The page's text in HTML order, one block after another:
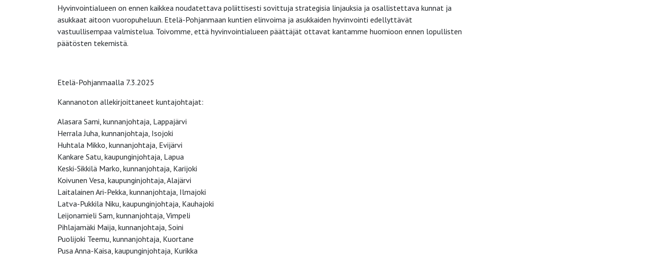
Hyvinvointialueen on ennen kaikkea noudatettava poliittisesti sovittuja strategisia linjauksia ja osallistettava kunnat ja
asukkaat aitoon vuoropuheluun. Etelä-Pohjanmaan kuntien elinvoima ja asukkaiden hyvinvointi edellyttävät
vastuullisempaa valmistelua. Toivomme, että hyvinvointialueen päättäjät ottavat kantamme huomioon ennen lopullisten
päätösten tekemistä.
Etelä-Pohjanmaalla 7.3.2025
Kannanoton allekirjoittaneet kuntajohtajat:
Alasara Sami, kunnanjohtaja, Lappajärvi
Herrala Juha, kunnanjohtaja, Isojoki
Huhtala Mikko, kunnanjohtaja, Evijärvi
Kankare Satu, kaupunginjohtaja, Lapua
Keski-Sikkilä Marko, kunnanjohtaja, Karijoki
Koivunen Vesa, kaupunginjohtaja, Alajärvi
Laitalainen Ari-Pekka, kunnanjohtaja, Ilmajoki
Latva-Pukkila Niku, kaupunginjohtaja, Kauhajoki
Leijonamieli Sam, kunnanjohtaja, Vimpeli
Pihlajamäki Maija, kunnanjohtaja, Soini
Puolijoki Teemu, kunnanjohtaja, Kuortane
Pusa Anna-Kaisa, kaupunginjohtaja, Kurikka